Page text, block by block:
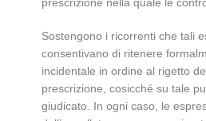
Sostengono i ricorrenti che tali
consentivano di ritenere
incidentale in ordine al rigetto
prescrizione, cosicché su tale
giudicato. In ogni caso, le